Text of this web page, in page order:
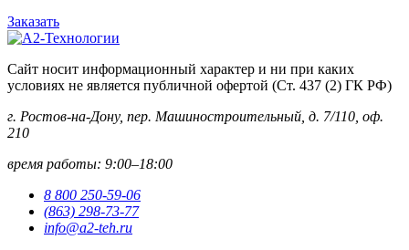
Заказать
Сайт носит информационный характер и ни при каких
условиях не является публичной офертой (Ст. 437 (2) ГК РФ)
г. Ростов-на-Дону, пер. Машиностроительный, д. 7/110, оф.
210
время работы: 9:00–18:00
8 800 250-59-06
(863) 298-73-77
info@a2-teh.ru